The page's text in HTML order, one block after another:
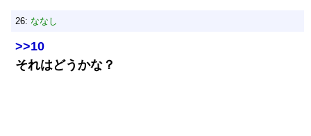
26: ななし
>>10
それはどうかな？